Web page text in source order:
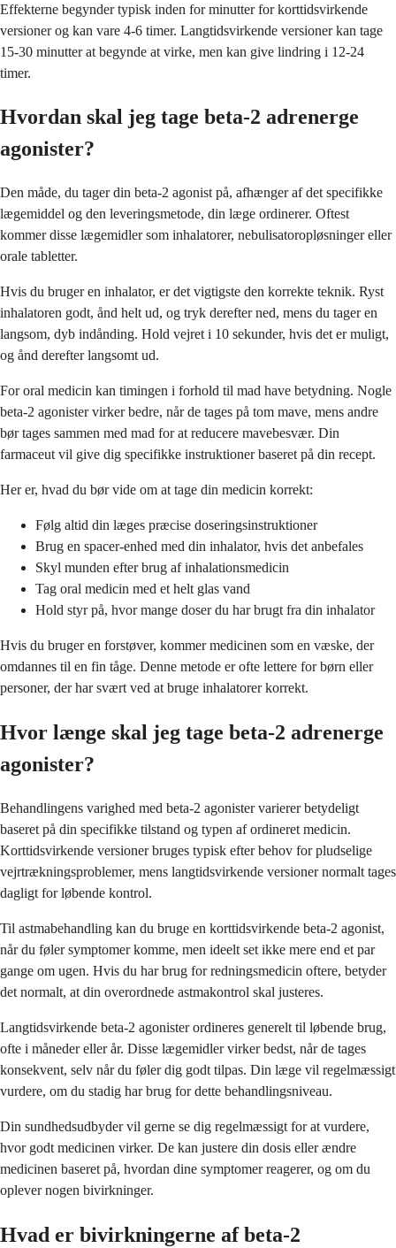
Effekterne begynder typisk inden for minutter for korttidsvirkende
versioner og kan vare 4-6 timer. Langtidsvirkende versioner kan tage
15-30 minutter at begynde at virke, men kan give lindring i 12-24
timer.
Hvordan skal jeg tage beta-2 adrenerge
agonister?
Den måde, du tager din beta-2 agonist på, afhænger af det specifikke
lægemiddel og den leveringsmetode, din læge ordinerer. Oftest
kommer disse lægemidler som inhalatorer, nebulisatoropløsninger eller
orale tabletter.
Hvis du bruger en inhalator, er det vigtigste den korrekte teknik. Ryst
inhalatoren godt, ånd helt ud, og tryk derefter ned, mens du tager en
langsom, dyb indånding. Hold vejret i 10 sekunder, hvis det er muligt,
og ånd derefter langsomt ud.
For oral medicin kan timingen i forhold til mad have betydning. Nogle
beta-2 agonister virker bedre, når de tages på tom mave, mens andre
bør tages sammen med mad for at reducere mavebesvær. Din
farmaceut vil give dig specifikke instruktioner baseret på din recept.
Her er, hvad du bør vide om at tage din medicin korrekt:
Følg altid din læges præcise doseringsinstruktioner
Brug en spacer-enhed med din inhalator, hvis det anbefales
Skyl munden efter brug af inhalationsmedicin
Tag oral medicin med et helt glas vand
Hold styr på, hvor mange doser du har brugt fra din inhalator
Hvis du bruger en forstøver, kommer medicinen som en væske, der
omdannes til en fin tåge. Denne metode er ofte lettere for børn eller
personer, der har svært ved at bruge inhalatorer korrekt.
Hvor længe skal jeg tage beta-2 adrenerge
agonister?
Behandlingens varighed med beta-2 agonister varierer betydeligt
baseret på din specifikke tilstand og typen af ​​ordineret medicin.
Korttidsvirkende versioner bruges typisk efter behov for pludselige
vejrtrækningsproblemer, mens langtidsvirkende versioner normalt tages
dagligt for løbende kontrol.
Til astmabehandling kan du bruge en korttidsvirkende beta-2 agonist,
når du føler symptomer komme, men ideelt set ikke mere end et par
gange om ugen. Hvis du har brug for redningsmedicin oftere, betyder
det normalt, at din overordnede astmakontrol skal justeres.
Langtidsvirkende beta-2 agonister ordineres generelt til løbende brug,
ofte i måneder eller år. Disse lægemidler virker bedst, når de tages
konsekvent, selv når du føler dig godt tilpas. Din læge vil regelmæssigt
vurdere, om du stadig har brug for dette behandlingsniveau.
Din sundhedsudbyder vil gerne se dig regelmæssigt for at vurdere,
hvor godt medicinen virker. De kan justere din dosis eller ændre
medicinen baseret på, hvordan dine symptomer reagerer, og om du
oplever nogen bivirkninger.
Hvad er bivirkningerne af beta-2